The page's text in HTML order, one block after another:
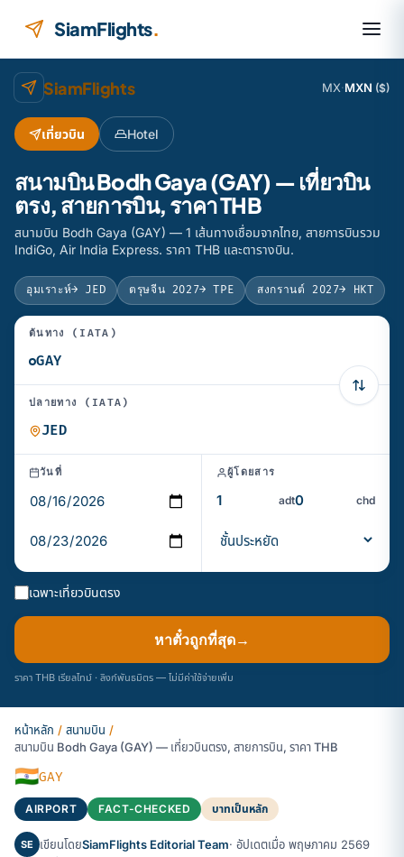
SiamFlights.
SiamFlights MX·MXN ($)
เที่ยวบิน Hotel
สนามบิน Bodh Gaya (GAY) — เที่ยวบิน
ตรง, สายการบิน, ราคา THB
สนามบิน Bodh Gaya (GAY) — 1 เส้นทางเชื่อมจากไทย, สายการบินรวม
IndiGo, Air India Express. ราคา THB และตารางบิน.
อุมเราะห์→ JED ตรุษจีน 2027→ TPE สงกรานต์ 2027→ HKT
ต้นทาง (IATA)
ปลายทาง (IATA)
วันที่ ผู้โดยสาร
adt chd
เฉพาะเที่ยวบินตรง
หาตั๋วถูกที่สุด→
ราคา THB เรียลไทม์ · ลิงก์พันธมิตร — ไม่มีค่าใช้จ่ายเพิ่ม
หน้าหลัก / สนามบิน /
สนามบิน Bodh Gaya (GAY) — เที่ยวบินตรง, สายการบิน, ราคา THB
🇮🇳GAY
AIRPORT FACT-CHECKED บาทเป็นหลัก
SE เขียนโดยSiamFlights Editorial Team· อัปเดตเมื่อ พฤษภาคม 2569